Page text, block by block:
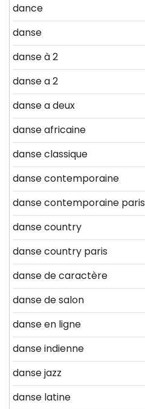
dance
danse
danse à 2
danse a 2
danse a deux
danse africaine
danse classique
danse contemporaine
danse contemporaine paris
danse country
danse country paris
danse de caractère
danse de salon
danse en ligne
danse indienne
danse jazz
danse latine